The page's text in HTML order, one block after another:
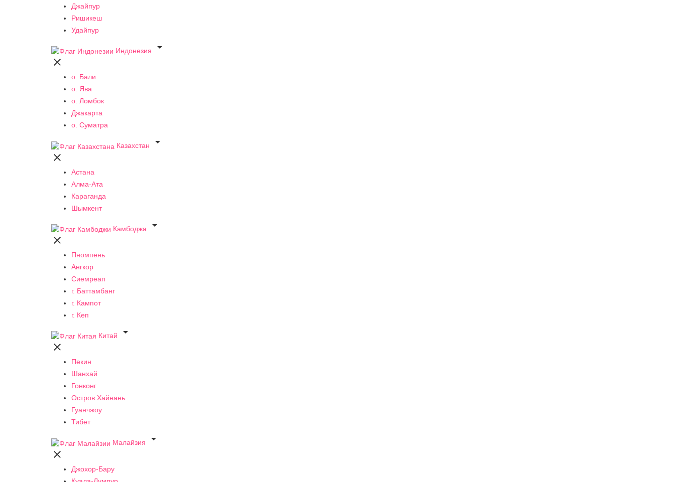
Джайпур
Ришикеш
Удайпур
Индонезия


о. Бали
о. Ява
о. Ломбок
Джакарта
о. Суматра
Казахстан


Астана
Алма-Ата
Караганда
Шымкент
Камбоджа


Пномпень
Ангкор
Сиемреап
г. Баттамбанг
г. Кампот
г. Кеп
Китай


Пекин
Шанхай
Гонконг
Остров Хайнань
Гуанчжоу
Тибет
Малайзия


Джохор-Бару